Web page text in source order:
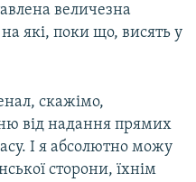
величезна
на які, поки що, висять у
скажімо,
від надання прямих
І я абсолютно можу
сторони, їхнім